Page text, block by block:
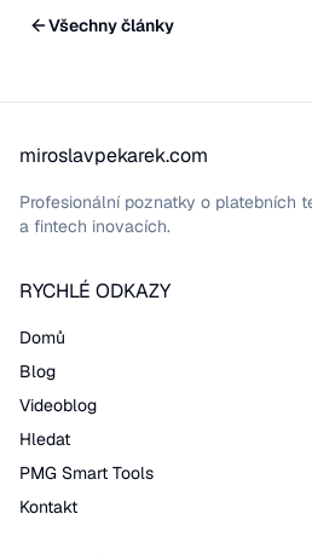
Všechny články
miroslavpekarek.com
Profesionální poznatky o platebních
a fintech inovacích.
RYCHLÉ ODKAZY
Domů
Blog
Videoblog
Hledat
PMG Smart Tools
Kontakt